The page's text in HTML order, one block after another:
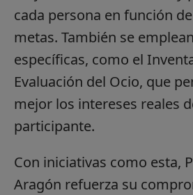
cada persona en función
metas. También se
específicas, como el
Evaluación del Ocio, que
mejor los intereses reales
participante.
Con iniciativas como esta,
Aragón refuerza su